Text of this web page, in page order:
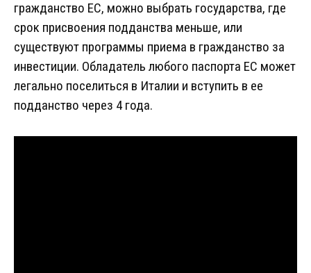
гражданство ЕС, можно выбрать государства, где
срок присвоения подданства меньше, или
существуют программы приема в гражданство за
инвестиции. Обладатель любого паспорта ЕС может
легально поселиться в Италии и вступить в ее
подданство через 4 года.